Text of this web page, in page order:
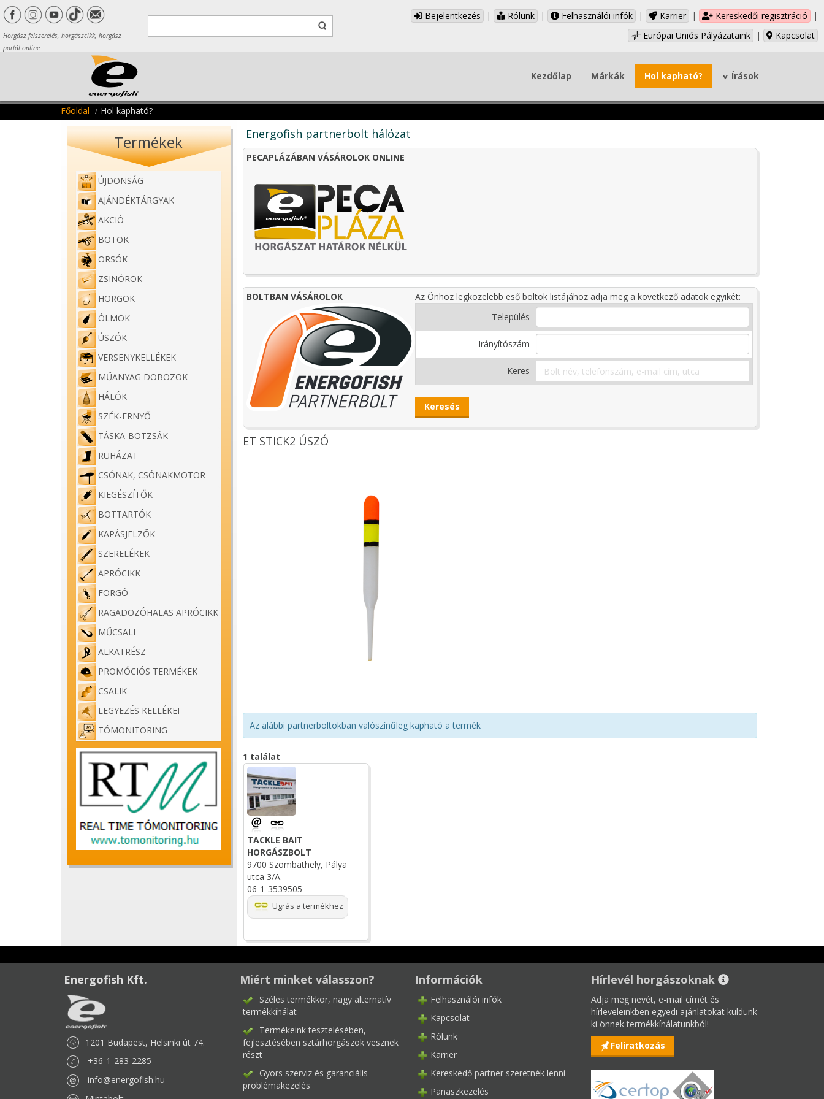
Horgász felszerelés, horgászcikk, horgász
portál online
Bejelentkezés | Rólunk | Felhasználói infók | Karrier | Kereskedői regisztráció
|
Európai Uniós Pályázataink
| Kapcsolat
Kezdőlap Márkák Hol kapható? Írások
Főoldal Hol kapható?
Termékek
ÚJDONSÁG
AJÁNDÉKTÁRGYAK
AKCIÓ
BOTOK
ORSÓK
ZSINÓROK
HORGOK
ÓLMOK
ÚSZÓK
VERSENYKELLÉKEK
MŰANYAG DOBOZOK
HÁLÓK
SZÉK-ERNYŐ
TÁSKA-BOTZSÁK
RUHÁZAT
CSÓNAK, CSÓNAKMOTOR
KIEGÉSZÍTŐK
BOTTARTÓK
KAPÁSJELZŐK
SZERELÉKEK
APRÓCIKK
FORGÓ
RAGADOZÓHALAS APRÓCIKK
MŰCSALI
ALKATRÉSZ
PROMÓCIÓS TERMÉKEK
CSALIK
LEGYEZÉS KELLÉKEI
TÓMONITORING
Energofish partnerbolt hálózat
PECAPLÁZÁBAN VÁSÁROLOK ONLINE
BOLTBAN VÁSÁROLOK
Az Önhöz legközelebb eső boltok listájához adja meg a következő adatok egyikét:
Település
Irányítószám
Keres
ET STICK2 ÚSZÓ
Az alábbi partnerboltokban valószínűleg kapható a termék
1 találat
TACKLE BAIT
HORGÁSZBOLT
9700 Szombathely, Pálya
utca 3/A.
06-1-3539505
Ugrás a termékhez
Energofish Kft.
1201 Budapest, Helsinki út 74.
+36-1-283-2285
info@energofish.hu
Miért minket válasszon?
Széles termékkör, nagy alternatív
termékkínálat
Termékeink tesztelésében,
fejlesztésében sztárhorgászok vesznek
részt
Gyors szerviz és garanciális
problémakezelés
Információk
Felhasználói infók
Kapcsolat
Rólunk
Karrier
Kereskedő partner szeretnék lenni
Panaszkezelés
Hírlevél horgászoknak
Adja meg nevét, e-mail címét és
hírleveleinkben egyedi ajánlatokat küldünk
ki önnek termékkínálatunkból!
Feliratkozás